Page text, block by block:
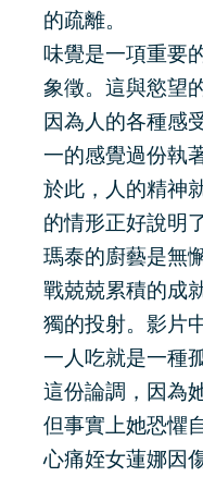
的疏離。
味覺是一項重要
象徵。這與慾望
因為人的各種感
一的感覺過份執
於此，人的精神
的情形正好說
瑪泰的廚藝是無
戰兢兢累積的成
獨的投射。影片
一人吃就是一種
這份論調，因為
但事實上她恐懼
心痛姪女蓮娜因